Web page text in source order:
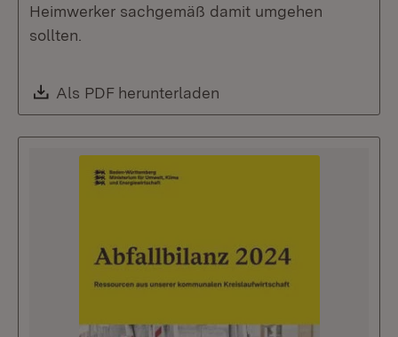
Heimwerker sachgemäß damit umgehen
sollten.
Download:
Als PDF herunterladen